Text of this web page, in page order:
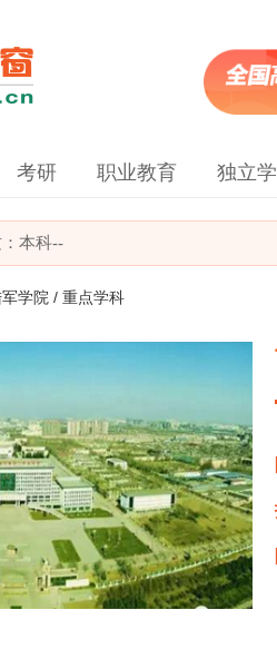
考研 职业教育 独立
本科--
学院 / 重点学科